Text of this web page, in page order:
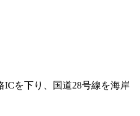
ICを下り、国道28号線を海岸